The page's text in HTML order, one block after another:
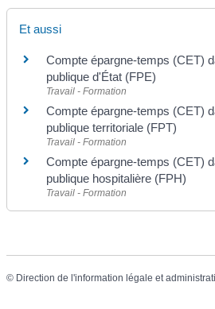
Et aussi
Compte épargne-temps (CET)
publique d'État (FPE)
Travail - Formation
Compte épargne-temps (CET)
publique territoriale (FPT)
Travail - Formation
Compte épargne-temps (CET)
publique hospitalière (FPH)
Travail - Formation
© Direction de l'information légale et